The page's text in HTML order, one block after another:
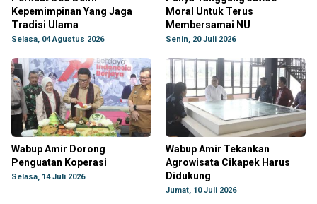
Kepemimpinan Yang Jaga
Tradisi Ulama
Selasa, 04 Agustus 2026
Moral Untuk Terus
Membersamai NU
Senin, 20 Juli 2026
Wabup Amir Dorong
Penguatan Koperasi
Selasa, 14 Juli 2026
Wabup Amir Tekankan
Agrowisata Cikapek Harus
Didukung
Jumat, 10 Juli 2026